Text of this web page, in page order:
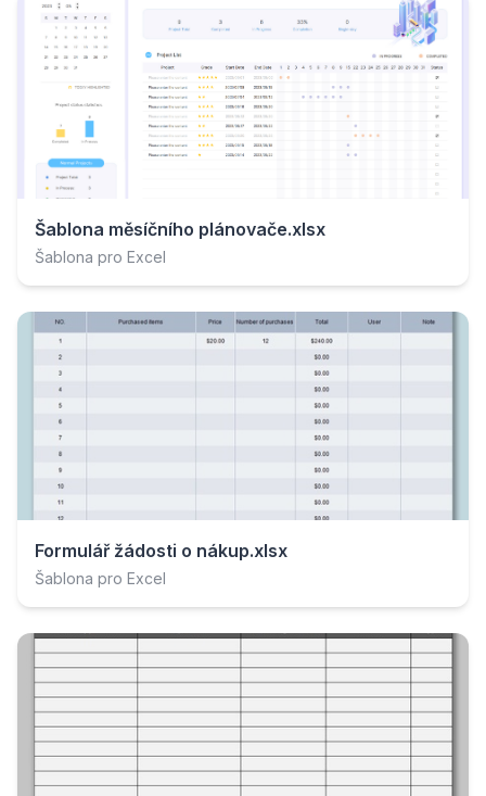
Šablona měsíčního plánovače.xlsx
Šablona pro Excel
Formulář žádosti o nákup.xlsx
Šablona pro Excel